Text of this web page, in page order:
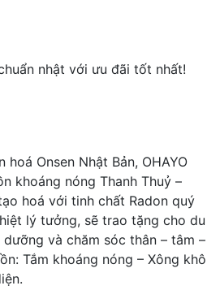
nhật với ưu đãi tốt nhất!
hoá Onsen Nhật Bản, OHAYO
khoáng nóng Thanh Thuỷ –
hoá với tinh chất Radon quý
lý tưởng, sẽ trao tặng cho du
và chăm sóc thân – tâm –
Tắm khoáng nóng – Xông khô